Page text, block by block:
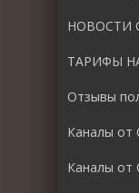
НОВОСТИ
ТАРИФЫ
Отзывы
Каналы от
Каналы от